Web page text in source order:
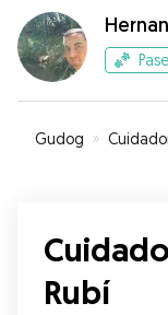
de 10
Hernan
Gudog »
Rubí